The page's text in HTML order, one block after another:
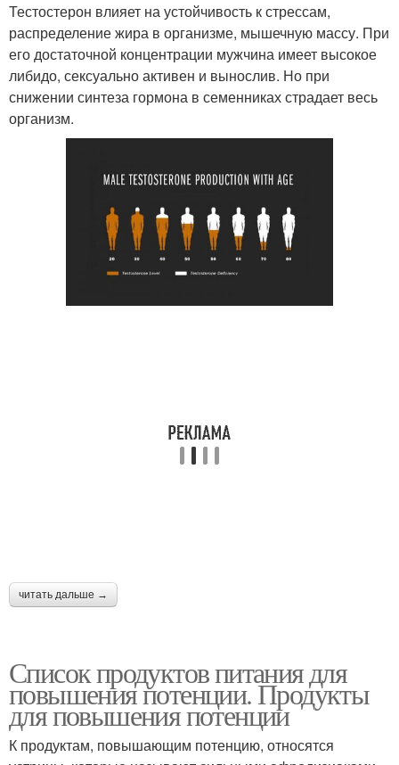
Тестостерон влияет на устойчивость к стрессам,
распределение жира в организме, мышечную массу. При
его достаточной концентрации мужчина имеет высокое
либидо, сексуально активен и вынослив. Но при
снижении синтеза гормона в семенниках страдает весь
организм.
читать дальше →
Список продуктов питания для
повышения потенции. Продукты
для повышения потенции
К продуктам, повышающим потенцию, относятся